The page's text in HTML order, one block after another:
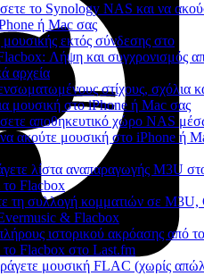
το Synology NAS και να
ή Mac σας
εκτός σύνδεσης στο
Λήψη και συγχρονισμός
αρχεία
στίχους, σχόλια
μουσική στο iPhone ή Mac σας
αποθηκευτικό χώρο NAS
ακούτε μουσική στο iPhone ή
λίστα αναπαραγωγής M3U
το Flacbox
τη συλλογή κομματιών σε M3U,
& Flacbox
ιστορικού ακρόασης από το
το Flacbox στο Last.fm
μουσική FLAC (χωρίς